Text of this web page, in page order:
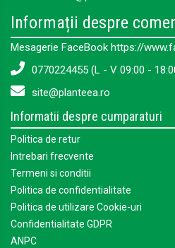
Informații despre
Mesagerie FaceBook https://
0770224455 (L - V 09:00 -
site@planteea.ro
Informatii despre cumparaturi
Politica de retur
Intrebari frecvente
Termeni si conditii
Politica de confidentialitate
Politica de utilizare Cookie-uri
Confidentialitate GDPR
ANPC